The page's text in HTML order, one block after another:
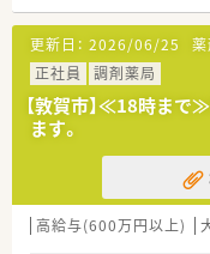
更新日： 2026/06/25 薬
正社員
調剤薬局
【敦賀市】≪18時まで
ます。
高給与(600万円以上)